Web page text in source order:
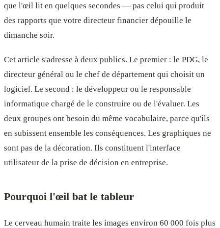
que l'œil lit en quelques secondes — pas celui qui produit
des rapports que votre directeur financier dépouille le
dimanche soir.
Cet article s'adresse à deux publics. Le premier : le PDG, le
directeur général ou le chef de département qui choisit un
logiciel. Le second : le développeur ou le responsable
informatique chargé de le construire ou de l'évaluer. Les
deux groupes ont besoin du même vocabulaire, parce qu'ils
en subissent ensemble les conséquences. Les graphiques ne
sont pas de la décoration. Ils constituent l'interface
utilisateur de la prise de décision en entreprise.
Pourquoi l'œil bat le tableur
Le cerveau humain traite les images environ 60 000 fois plus